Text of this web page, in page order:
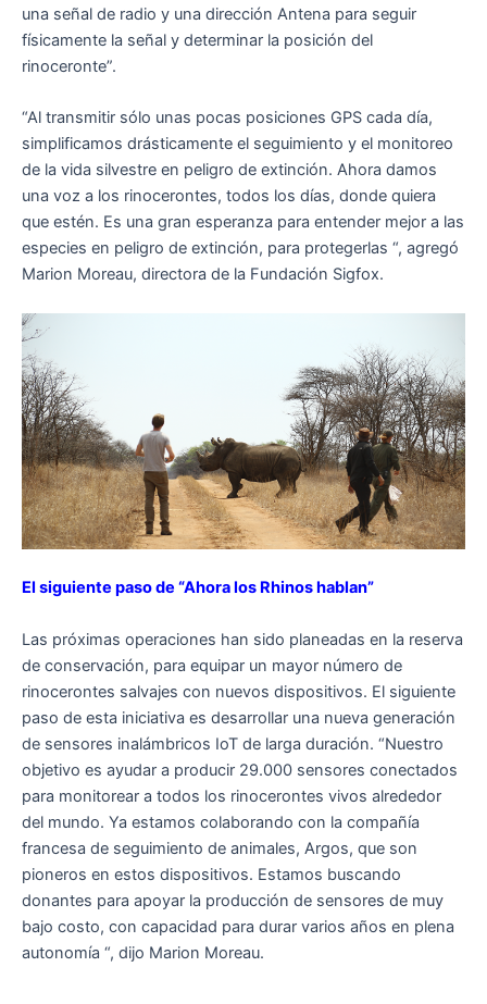
una señal de radio y una dirección Antena para seguir
físicamente la señal y determinar la posición del
rinoceronte”.
“Al transmitir sólo unas pocas posiciones GPS cada día,
simplificamos drásticamente el seguimiento y el monitoreo
de la vida silvestre en peligro de extinción. Ahora damos
una voz a los rinocerontes, todos los días, donde quiera
que estén. Es una gran esperanza para entender mejor a las
especies en peligro de extinción, para protegerlas “, agregó
Marion Moreau, directora de la Fundación Sigfox.
El siguiente paso de “Ahora los Rhinos hablan”
Las próximas operaciones han sido planeadas en la reserva
de conservación, para equipar un mayor número de
rinocerontes salvajes con nuevos dispositivos. El siguiente
paso de esta iniciativa es desarrollar una nueva generación
de sensores inalámbricos IoT de larga duración. “Nuestro
objetivo es ayudar a producir 29.000 sensores conectados
para monitorear a todos los rinocerontes vivos alrededor
del mundo. Ya estamos colaborando con la compañía
francesa de seguimiento de animales, Argos, que son
pioneros en estos dispositivos. Estamos buscando
donantes para apoyar la producción de sensores de muy
bajo costo, con capacidad para durar varios años en plena
autonomía “, dijo Marion Moreau.